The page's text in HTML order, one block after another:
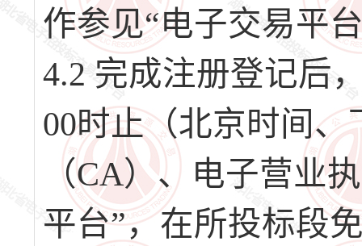
作参见“电子交易平
4.2 完成注册登记后
00时止（北京时间
（CA）、电子营业
平台”，在所投标段